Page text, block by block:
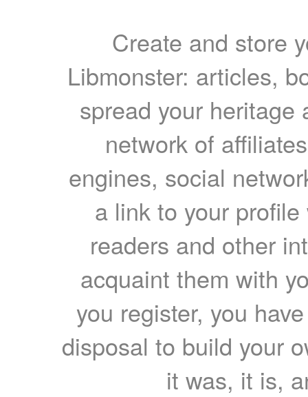
Create and store
Libmonster: articles,
spread your heritage
network of
engines, social
a link to your
readers and other
acquaint them with
you register, you
disposal to build your
it was, it is,